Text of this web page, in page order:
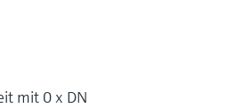
mit 0 x DN